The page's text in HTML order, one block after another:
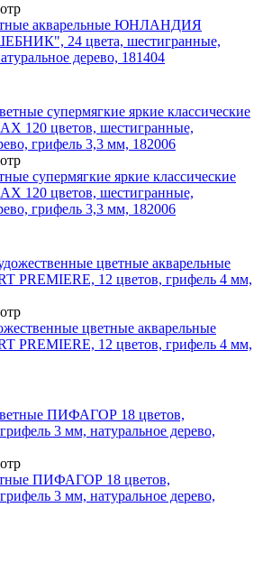
акварельные ЮНЛАНДИЯ
24 цвета, шестигранные,
дерево, 181404
супермягкие яркие классические
120 цветов, шестигранные,
грифель 3,3 мм, 182006
цветные акварельные
PREMIERE, 12 цветов, грифель 4 мм,
ПИФАГОР 18 цветов,
3 мм, натуральное дерево,